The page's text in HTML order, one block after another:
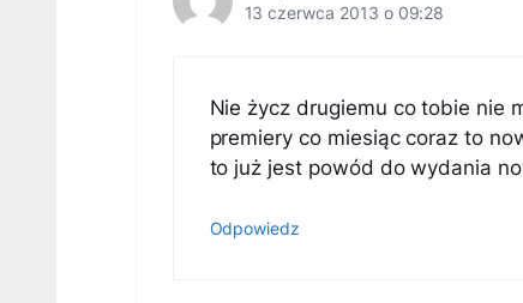
13 czerwca 2013 o 09:28
Nie życz drugiemu co tobie nie
premiery co miesiąc coraz to
to już jest powód do wydania
Odpowiedz